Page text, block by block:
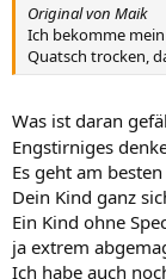
Original von Maik
Ich bekomme
Quatsch trocken,
Was ist daran
Engstirniges
Es geht am
Dein Kind ganz
Ein Kind ohne
ja extrem
Ich habe auch